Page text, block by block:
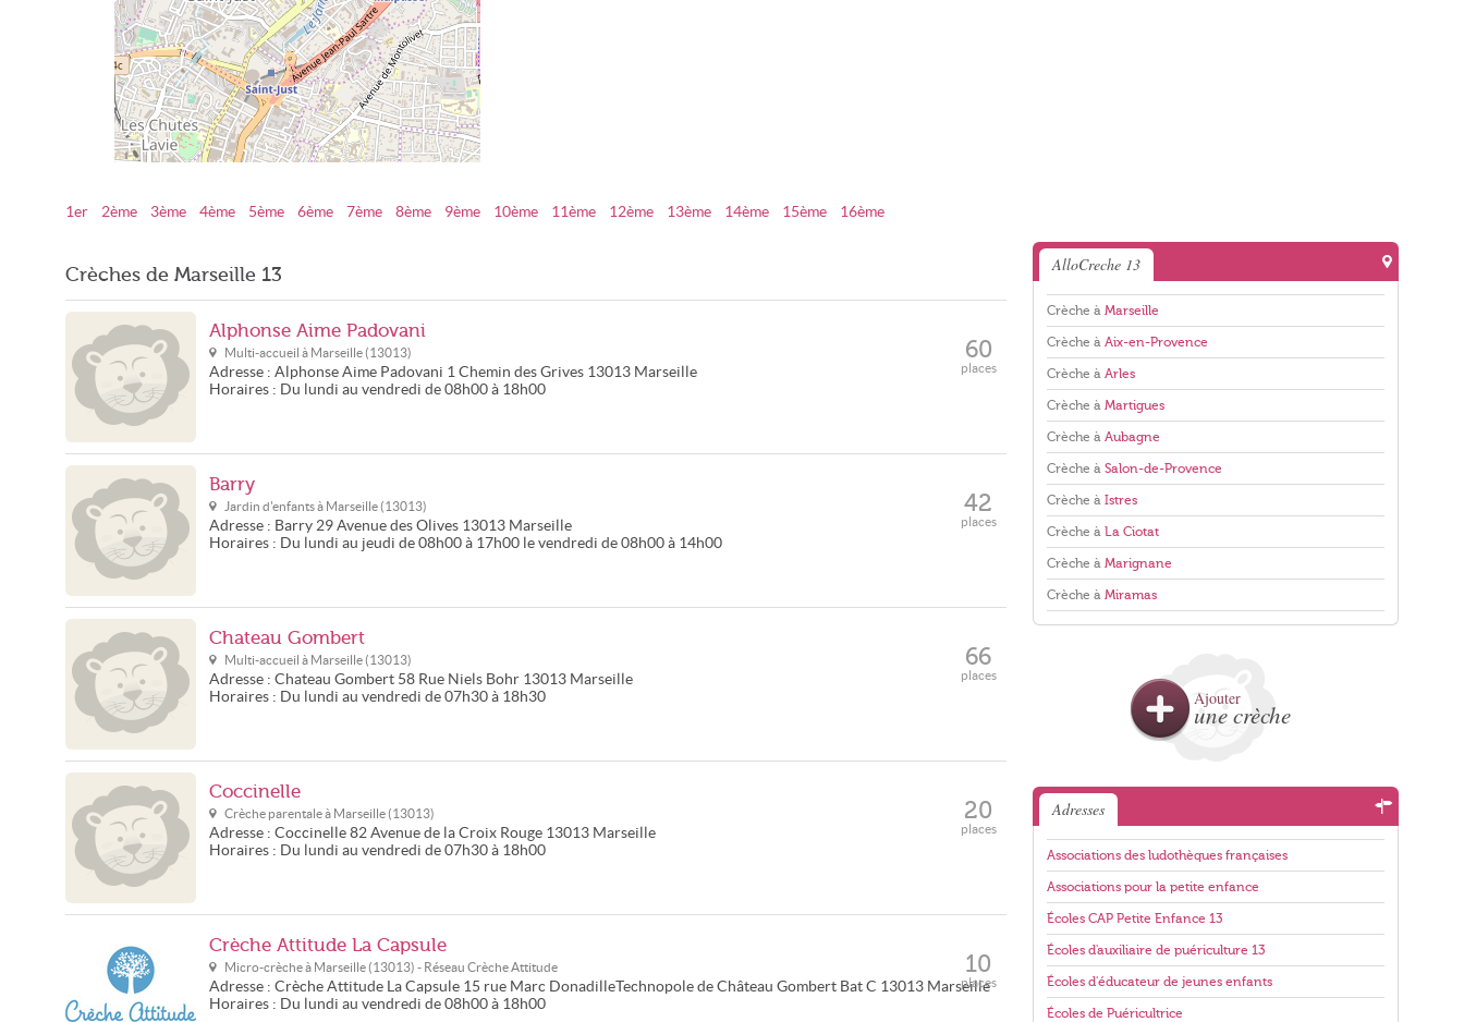
Crèches à Marseille - 13ème
1er 2ème 3ème 4ème 5ème 6ème 7ème 8ème 9ème 10ème 11ème 12ème 13ème 14ème 15ème 16ème
Crèches de Marseille 13
Alphonse Aime Padovani
Multi-accueil à Marseille (13013)
Adresse : Alphonse Aime Padovani 1 Chemin des Grives 13013 Marseille
Horaires : Du lundi au vendredi de 08h00 à 18h00
60
places
Barry
Jardin d'enfants à Marseille (13013)
Adresse : Barry 29 Avenue des Olives 13013 Marseille
Horaires : Du lundi au jeudi de 08h00 à 17h00 le vendredi de 08h00 à 14h00
42
places
Chateau Gombert
Multi-accueil à Marseille (13013)
Adresse : Chateau Gombert 58 Rue Niels Bohr 13013 Marseille
Horaires : Du lundi au vendredi de 07h30 à 18h30
66
places
Coccinelle
Crèche parentale à Marseille (13013)
Adresse : Coccinelle 82 Avenue de la Croix Rouge 13013 Marseille
Horaires : Du lundi au vendredi de 07h30 à 18h00
20
places
Crèche Attitude La Capsule
Micro-crèche à Marseille (13013) - Réseau Crèche Attitude
Adresse : Crèche Attitude La Capsule 15 rue Marc DonadilleTechnopole de Château Gombert Bat C 13013 Marseille
Horaires : Du lundi au vendredi de 08h00 à 18h00
10
places
AlloCreche 13
Crèche à Marseille
Crèche à Aix-en-Provence
Crèche à Arles
Crèche à Martigues
Crèche à Aubagne
Crèche à Salon-de-Provence
Crèche à Istres
Crèche à La Ciotat
Crèche à Marignane
Crèche à Miramas
Ajouter
une crèche
Adresses
Associations des ludothèques françaises
Associations pour la petite enfance
Écoles CAP Petite Enfance 13
Écoles d'auxiliaire de puériculture 13
Écoles d'éducateur de jeunes enfants
Écoles de Puéricultrice